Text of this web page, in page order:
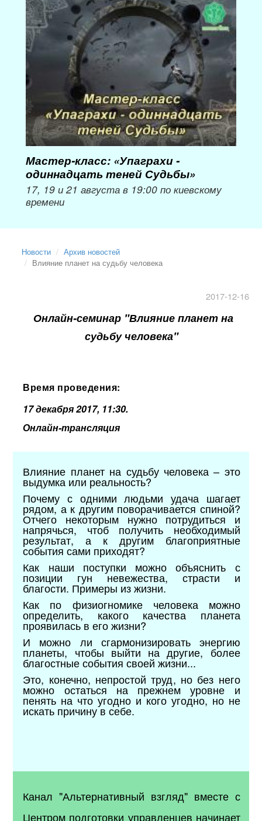
Мастер-класс: «Упаграхи -
одиннадцать теней Судьбы»
17, 19 и 21 августа в 19:00 по киевскому
времени
Новости
Архив новостей
Влияние планет на судьбу человека
2017-12-16
Онлайн-семинар "Влияние планет на
судьбу человека"
Время проведения:
17 декабря 2017, 11:30.
Онлайн-трансляция
Влияние планет на судьбу человека – это
выдумка или реальность?
Почему с одними людьми удача шагает
рядом, а к другим поворачивается спиной?
Отчего некоторым нужно потрудиться и
напрячься, чтоб получить необходимый
результат, а к другим благоприятные
события сами приходят?
Как наши поступки можно объяснить с
позиции гун невежества, страсти и
благости. Примеры из жизни.
Как по физиогномике человека можно
определить, какого качества планета
проявилась в его жизни?
И можно ли сгармонизировать энергию
планеты, чтобы выйти на другие, более
благостные события своей жизни...
Это, конечно, непростой труд, но без него
можно остаться на прежнем уровне и
пенять на что угодно и кого угодно, но не
искать причину в себе.
Канал "Альтернативный взгляд" вместе с
Центром подготовки управленцев начинает